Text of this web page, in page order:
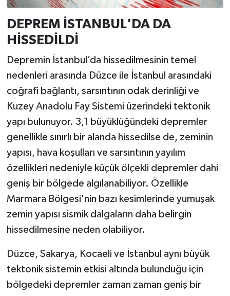
DEPREM İSTANBUL'DA DA
HİSSEDİLDİ
Depremin İstanbul’da hissedilmesinin temel
nedenleri arasında Düzce ile İstanbul arasındaki
coğrafi bağlantı, sarsıntının odak derinliği ve
Kuzey Anadolu Fay Sistemi üzerindeki tektonik
yapı bulunuyor. 3,1 büyüklüğündeki depremler
genellikle sınırlı bir alanda hissedilse de, zeminin
yapısı, hava koşulları ve sarsıntının yayılım
özellikleri nedeniyle küçük ölçekli depremler dahi
geniş bir bölgede algılanabiliyor. Özellikle
Marmara Bölgesi'nin bazı kesimlerinde yumuşak
zemin yapısı sismik dalgaların daha belirgin
hissedilmesine neden olabiliyor.
Düzce, Sakarya, Kocaeli ve İstanbul aynı büyük
tektonik sistemin etkisi altında bulunduğu için
bölgedeki depremler zaman zaman geniş bir